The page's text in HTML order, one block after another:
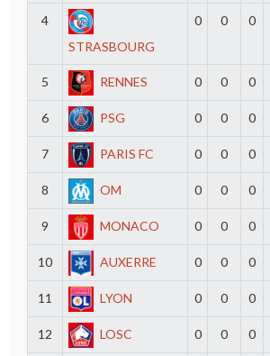
4
STRASBOURG
0 0 0
5 RENNES 0 0 0
6 PSG 0 0 0
7 PARIS FC 0 0 0
8 OM 0 0 0
9 MONACO 0 0 0
10 AUXERRE 0 0 0
11 LYON 0 0 0
12 LOSC 0 0 0